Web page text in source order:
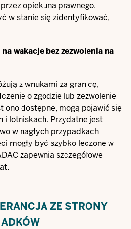
opiekuna prawnego.
w stanie się zidentyfikować,
wakacje bez zezwolenia na
z wnukami za granicę,
o zgodzie lub zezwolenie
ono dostępne, mogą pojawić się
i lotniskach. Przydatne jest
w nagłych przypadkach
mogły być szybko leczone w
zapewnia szczegółowe
ZE STRONY